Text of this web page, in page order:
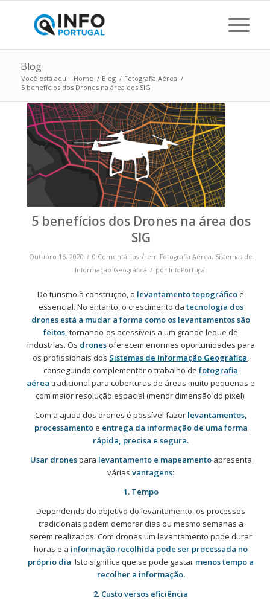
Blog
Você está aqui: Home / Blog / Fotografia Aérea /
5 benefícios dos Drones na área dos SIG
5 benefícios dos Drones na área dos
SIG
Outubro 16, 2020 / 0 Comentários / em Fotografia Aérea, Sistemas de
Informação Geográfica / por InfoPortugal
Do turismo à construção, o levantamento topográficoé
essencial. No entanto, o crescimento da tecnologia dos
drones está a mudar a forma como os levantamentos são
feitos, tornando-os acessíveis a um grande leque de
industrias. Os dronesoferecem enormes oportunidades para
os profissionais dos Sistemas de Informação Geográfica,
conseguindo complementar o trabalho defotografia
aérea tradicional para coberturas de áreas muito pequenas e
com maior resolução espacial (menor dimensão do pixel).
Com a ajuda dos drones é possível fazerlevantamentos,
processamentoe entrega da informação de uma forma
rápida, precisa e segura.
Usar dronespara levantamento e mapeamentoapresenta
váriasvantagens:
1. Tempo
Dependendo do objetivo do levantamento, os processos
tradicionais podem demorar dias ou mesmo semanas a
serem realizados. Com drones um levantamento pode durar
horas e a informação recolhida pode ser processada no
próprio dia. Isto significa que se pode gastar menos tempo a
recolher a informação.
2. Custo versos eficiência